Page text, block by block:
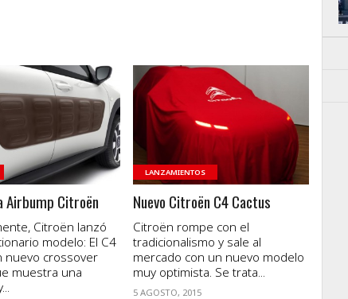
VER NOTA
Airbump Citroën
Citroën lanzó
modelo: El C4
nuevo crossover
muestra una
VER NOTA
LANZAMIENTOS
Nuevo Citroën C4 Cactus
Citroën rompe con el
tradicionalismo y sale al
mercado con un nuevo modelo
muy optimista. Se trata...
5 AGOSTO, 2015